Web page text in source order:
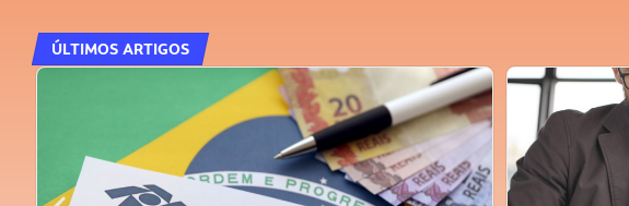
ÚLTIMOS ARTIGOS